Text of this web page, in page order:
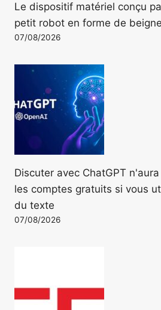
Le dispositif matériel conçu
petit robot en forme de
07/08/2026
Discuter avec ChatGPT
les comptes gratuits si vous
du texte
07/08/2026